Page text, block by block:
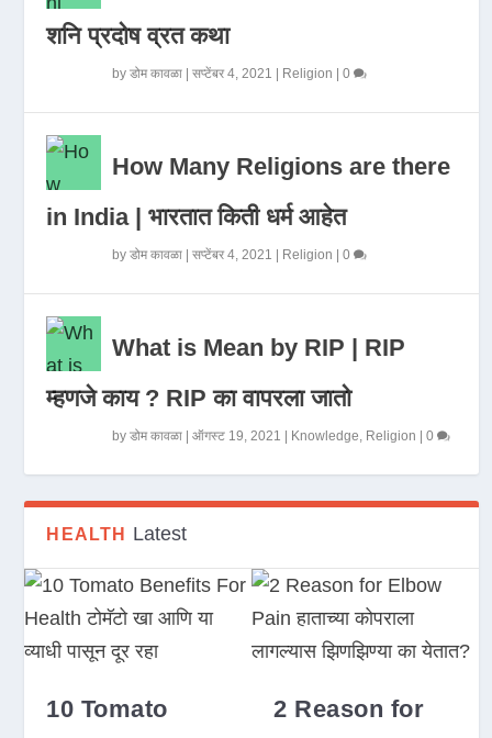
शनि प्रदोष व्रत कथा
byडोम कावळा |सप्टेंबर 4, 2021 Religion |0
How Many Religions are there
in India | भारतात किती धर्म आहेत
byडोम कावळा |सप्टेंबर 4, 2021 Religion |0
What is Mean by RIP | RIP
म्हणजे काय ? RIP का वापरला जातो
byडोम कावळा |ऑगस्ट 19, 2021 Knowledge, Religion |0
HEALTH Latest
10 Tomato 2 Reason for